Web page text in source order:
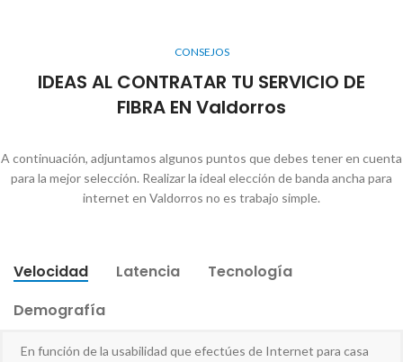
CONSEJOS
IDEAS AL CONTRATAR TU SERVICIO DE
FIBRA EN Valdorros
A continuación, adjuntamos algunos puntos que debes tener en cuenta
para la mejor selección. Realizar la ideal elección de banda ancha para
internet en Valdorros no es trabajo simple.
Velocidad Latencia
Tecnología
Demografía
En función de la usabilidad que efectúes de Internet para casa